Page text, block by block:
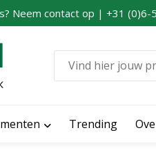
Neem contact op | +31
Trending